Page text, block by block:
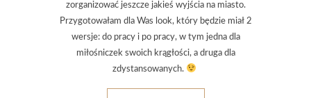
zorganizować jeszcze jakieś wyjścia na miasto.
Przygotowałam dla Was look, który będzie miał 2
wersje: do pracy i po pracy, w tym jedna dla
miłośniczek swoich krągłości, a druga dla
zdystansowanych.